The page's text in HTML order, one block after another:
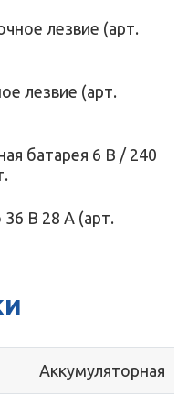
лезвие (арт.
лезвие (арт.
батарея 6 В / 240
36 В 28 А (арт.
Аккумуляторная